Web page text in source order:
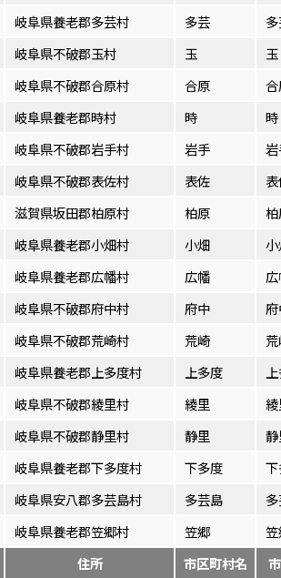
岐阜県養老郡多芸村 多芸
岐阜県不破郡玉村 玉
玉
岐阜県不破郡合原村 合原
岐阜県養老郡時村 時
時
岐阜県不破郡岩手村 岩手
岐阜県不破郡表佐村 表佐
滋賀県坂田郡柏原村 柏原
岐阜県養老郡小畑村 小畑
岐阜県養老郡広幡村 広幡
岐阜県不破郡府中村 府中
岐阜県不破郡荒崎村 荒崎
岐阜県養老郡上多度村 上多度
岐阜県不破郡綾里村 綾里
岐阜県不破郡静里村 静里
岐阜県養老郡下多度村 下多度
岐阜県安八郡多芸島村 多芸島
岐阜県養老郡笠郷村 笠郷
住所 市区町村名